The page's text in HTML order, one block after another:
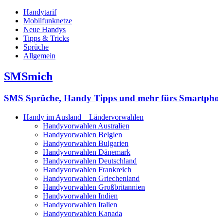
Handytarif
Mobilfunknetze
Neue Handys
Tipps & Tricks
Sprüche
Allgemein
SMSmich
SMS Sprüche, Handy Tipps und mehr fürs
Handy im Ausland – Ländervorwahlen
Handyvorwahlen Australien
Handyvorwahlen Belgien
Handyvorwahlen Bulgarien
Handyvorwahlen Dänemark
Handyvorwahlen Deutschland
Handyvorwahlen Frankreich
Handyvorwahlen Griechenland
Handyvorwahlen Großbritannien
Handyvorwahlen Indien
Handyvorwahlen Italien
Handyvorwahlen Kanada